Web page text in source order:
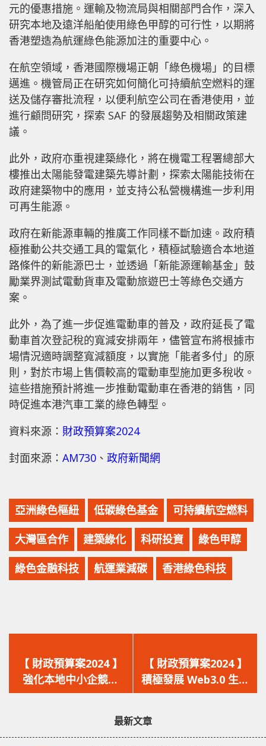
元的優惠措施。運輸及物流局與相關部門合作，深入
研究本地及遠洋船舶使用綠色甲醇的可行性，以期將
香港塑造為航運綠色能源加注的重要中心。
在航空領域，香港國際機場正朝「綠色機場」的目標
邁進。機管局正在研究如何簡化可持續航空燃料的運
送及儲存審批流程，以便利航空公司在香港使用，並
進行顧問研究，探索 SAF 的發展趨勢及相關政策建
議。
此外，政府亦重視建築綠化，將在機電工程署總部大
樓推出太陽能發電建築先導計劃，探索太陽能技術在
政府建築物中的應用，並支持公私營機構進一步利用
可再生能源。
政府在新能源車輛的推廣工作同樣不斷加速。政府積
極推動公共交通工具的電氣化，積極試驗適合本地道
路條件的新能源巴士，並透過「新能源運輸基金」鼓
勵業界測試電動貨車及電動旅遊巴士等綠色交通方
案。
此外，為了進一步促進電動車的普及，政府延長了電
動車首次登記稅的寬減安排兩年，儘管宣布將根據市
場情況適時調整寬減額度，以實施「能者多付」的原
則，對於市場上售價較高的電動車型施加更多稅收。
這些措施預計將進一步推動電動車在香港的銷售，同
時促進本港汽車工業的綠色轉型。
資料來源： 財政預算案2024
封面來源： AM730 、 政府新聞網
亞洲綠色樞紐 低碳綠色基金 可持續航空燃料
大灣區合作 建築綠化 科研投資 綠色甲醇
綠色金融科技 航運業減碳 香港綠色科技
一
篇
文
【 財政預算案2024 】
強化本地中小企競爭
力，「數碼轉型支援先
基金」注資助拓市場。
一
篇
文
【 財政預算案2024 】
積極發展 Web3.0 生態
圈，已匯聚超過二百二
最新文章